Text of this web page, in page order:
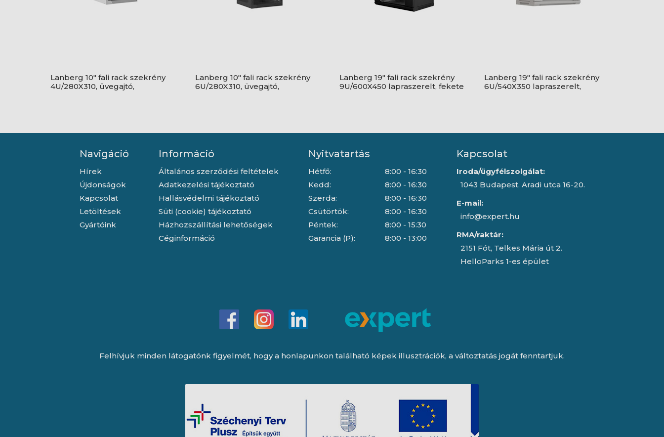
Lanberg 10" fali rack szekrény
4U/280X310, üvegajtó,
Lanberg 10" fali rack szekrény
6U/280X310, üvegajtó,
Lanberg 19" fali rack szekrény
9U/600X450 lapraszerelt, fekete
Lanberg 19" fali rack szekrény
6U/540X350 lapraszerelt,
Navigáció
Hírek
Újdonságok
Kapcsolat
Letöltések
Gyártóink
Információ
Általános szerződési feltételek
Adatkezelési tájékoztató
Hallásvédelmi tájékoztató
Süti (cookie) tájékoztató
Házhozszállítási lehetőségek
Céginformáció
Nyitvatartás
Hétfő:
Kedd:
Szerda:
Csütörtök:
Péntek:
Garancia (P):
8:00 - 16:30
8:00 - 16:30
8:00 - 16:30
8:00 - 16:30
8:00 - 15:30
8:00 - 13:00
Kapcsolat
Iroda/ügyfélszolgálat:
1043 Budapest, Aradi utca 16-20.
E-mail:
info@expert.hu
RMA/raktár:
2151 Fót, Telkes Mária út 2.
HelloParks 1-es épület
Felhívjuk minden látogatónk figyelmét, hogy a honlapunkon található képek illusztrációk, a változtatás jogát fenntartjuk.